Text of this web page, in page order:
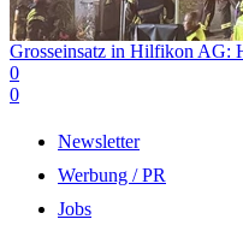
Grosseinsatz in Hilfikon AG:
0
0
Newsletter
Werbung / PR
Jobs